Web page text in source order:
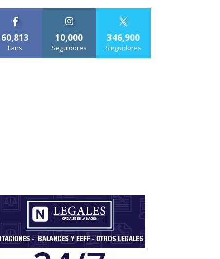
60,813
Fans
10,000
Seguidores
346,900
Seguidores